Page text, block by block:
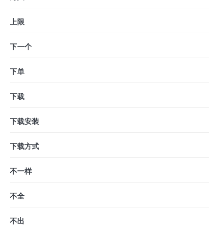
上限
下一个
下单
下载
下载安装
下载方式
不一样
不全
不出